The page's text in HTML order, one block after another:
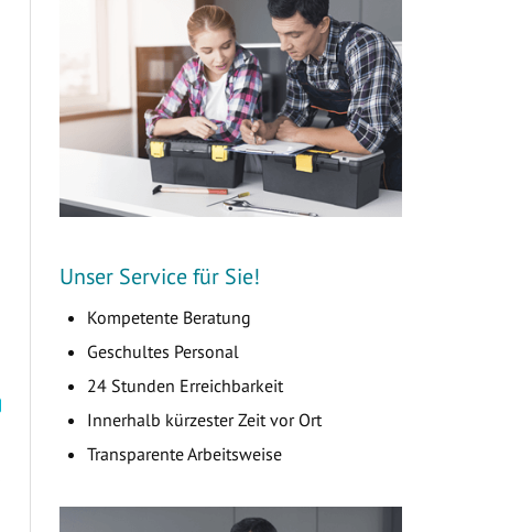
Unser Service für Sie!
Kompetente Beratung
Geschultes Personal
24 Stunden Erreichbarkeit
Innerhalb kürzester Zeit vor Ort
Transparente Arbeitsweise